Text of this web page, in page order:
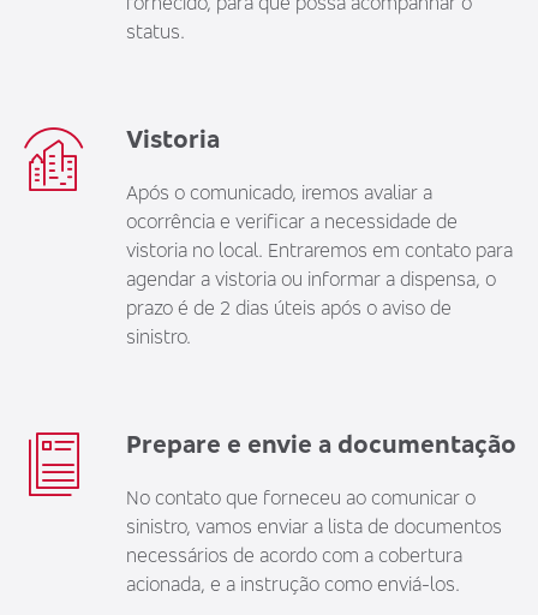
status.
Vistoria
Após o comunicado, iremos avaliar a
ocorrência e verificar a necessidade de
vistoria no local. Entraremos em contato para
agendar a vistoria ou informar a dispensa, o
prazo é de 2 dias úteis após o aviso de
sinistro.
Prepare e envie a documentação
No contato que forneceu ao comunicar o
sinistro, vamos enviar a lista de documentos
necessários de acordo com a cobertura
acionada, e a instrução como enviá-los.